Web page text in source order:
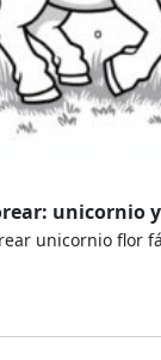
unicornio
unicornio flor